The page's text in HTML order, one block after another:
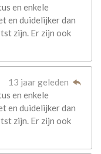
en enkele
en duidelijker dan
zijn. Er zijn ook
13 jaar geleden
en enkele
en duidelijker dan
zijn. Er zijn ook